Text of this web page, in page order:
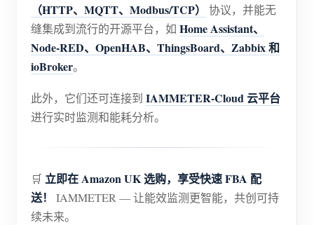
（HTTP、MQTT、Modbus/TCP）
协议，并能无
缝集成到流行的开源平台，如 Home Assistant、
Node-RED、OpenHAB、ThingsBoard、Zabbix 和
ioBroker。
此外，它们还可连接到 IAMMETER-Cloud 云平台
进行实时监测和能耗分析。
🛒 立即在 Amazon UK 选购，享受快速 FBA 配
送！
IAMMETER — 让能效监测更智能，共创可持
续未来。